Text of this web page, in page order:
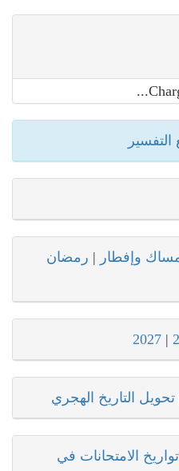
| رمضان
|
2027
تحويل التاريخ الهجري
الامتحانات في